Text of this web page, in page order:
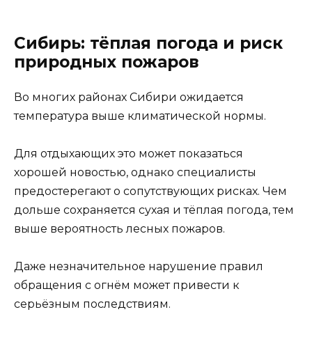
Сибирь: тёплая погода и риск
природных пожаров
Во многих районах Сибири ожидается
температура выше климатической нормы.
Для отдыхающих это может показаться
хорошей новостью, однако специалисты
предостерегают о сопутствующих рисках. Чем
дольше сохраняется сухая и тёплая погода, тем
выше вероятность лесных пожаров.
Даже незначительное нарушение правил
обращения с огнём может привести к
серьёзным последствиям.